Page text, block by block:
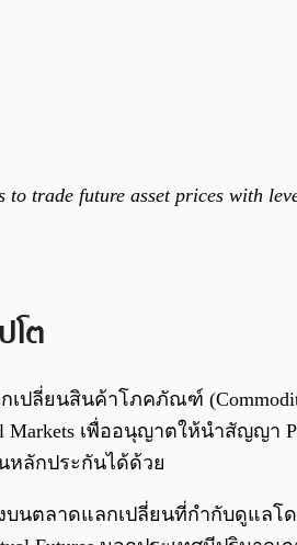
trade future asset prices with
โต
ปลี่ยนสินค้าโภคภัณฑ์
Markets เพื่ออนุญาตให้นำสัญญา
หลักประกันได้ด้วย
ตลาดแลกเปลี่ยนที่กำกับดูแลโ